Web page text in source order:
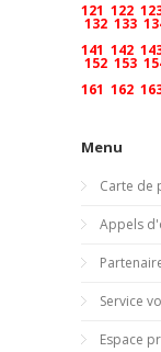
121 122
132 133
141 142
152 153
161 162
Menu
Carte de
Appels
Service
Espace